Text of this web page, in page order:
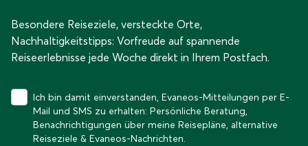
Besondere Reiseziele, versteckte Orte,
Nachhaltigkeitstipps: Vorfreude auf spannende
Reiseerlebnisse jede Woche direkt in Ihrem Postfach.
Ich bin damit einverstanden, Evaneos-Mitteilungen per E-
Mail und SMS zu erhalten: Persönliche Beratung,
Benachrichtigungen über meine Reisepläne, alternative
Reiseziele & Evaneos-Nachrichten.